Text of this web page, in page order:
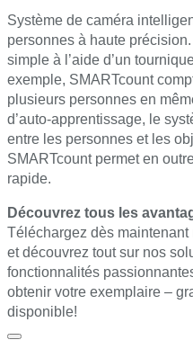
Système de caméra
personnes à haute
simple à l’aide d’un
exemple, SMARTcount
plusieurs personnes en
d’auto-apprentissage, le
entre les personnes et les
SMARTcount permet en
rapide.
Découvrez tous les
Téléchargez dès
et découvrez tout sur nos
fonctionnalités
obtenir votre exemplaire –
disponible!